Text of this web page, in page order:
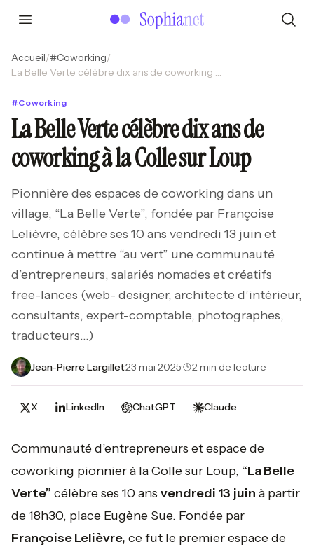
Accueil/#Coworking/
La Belle Verte célèbre dix ans de coworking à la Colle sur Loup
#Coworking
La Belle Verte célèbre dix ans de
coworking à la Colle sur Loup
Pionnière des espaces de coworking dans un
village, “La Belle Verte”, fondée par Françoise
Lelièvre, célèbre ses 10 ans vendredi 13 juin et
continue à mettre “au vert” une communauté
d’entrepreneurs, salariés nomades et créatifs
free-lances (web- designer, architecte d’intérieur,
consultants, expert-comptable, photographes,
traducteurs...)
Jean-Pierre Largillet·23 mai 2025· 2 min de lecture
X LinkedIn ChatGPT Claude
Communauté d’entrepreneurs et espace de
coworking pionnier à la Colle sur Loup, “La Belle
Verte” célèbre ses 10 ans vendredi 13 juin à partir
de 18h30, place Eugène Sue. Fondée par
Françoise Lelièvre, ce fut le premier espace de